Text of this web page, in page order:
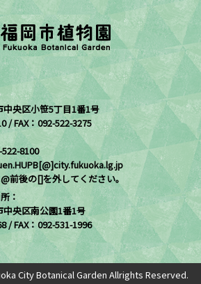
中央区小笹5丁目1番1号
/ FAX：092-522-3275
8100
前後の[]を外してください。
：
中央区南公園1番1号
/ FAX：092-531-1996
City Botanical Garden Allrights Reserved.